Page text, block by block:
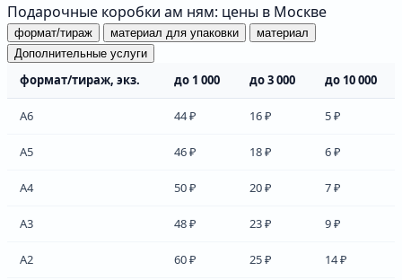
Подарочные коробки ам ням: цены в Москве
формат/тираж материал для упаковки
материал
Дополнительные услуги
формат/тираж, экз. до 1 000 до 3 000 до 10 000
А6 44 ₽ 16 ₽ 5 ₽
А5 46 ₽ 18 ₽ 6 ₽
А4 50 ₽ 20 ₽ 7 ₽
А3 48 ₽ 23 ₽ 9 ₽
А2 60 ₽ 25 ₽ 14 ₽